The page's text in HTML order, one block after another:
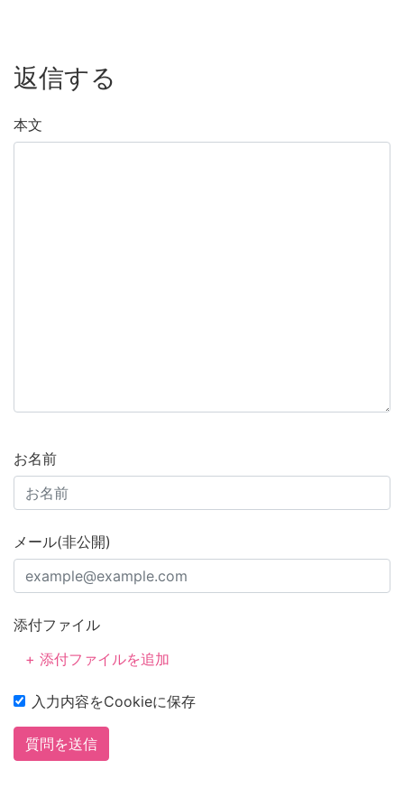
返信する
本文
お名前
メール(非公開)
添付ファイル
+ 添付ファイルを追加
入力内容をCookieに保存
質問を送信